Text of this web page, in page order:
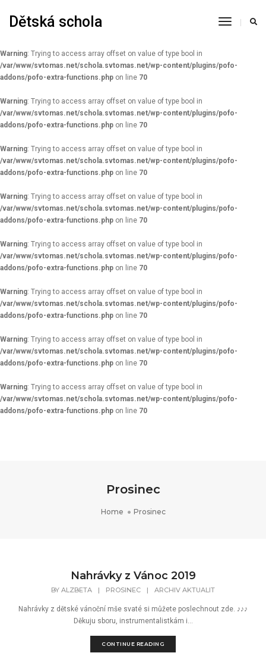
Warning: Constant AUTOSAVE_INTERVAL already defined in
/var/www/svtomas.net/schola.svtomas.net/wp-config.php
Dětská schola
Toggle
Warning: Trying to access array offset on value of type bool in
/var/www/svtomas.net/schola.svtomas.net/wp-content/plugins/pofo-
addons/pofo-extra-functions.php on line 70
Warning: Trying to access array offset on value of type bool in
/var/www/svtomas.net/schola.svtomas.net/wp-content/plugins/pofo-
addons/pofo-extra-functions.php on line 70
Warning: Trying to access array offset on value of type bool in
/var/www/svtomas.net/schola.svtomas.net/wp-content/plugins/pofo-
addons/pofo-extra-functions.php on line 70
Warning: Trying to access array offset on value of type bool in
/var/www/svtomas.net/schola.svtomas.net/wp-content/plugins/pofo-
addons/pofo-extra-functions.php on line 70
Warning: Trying to access array offset on value of type bool in
/var/www/svtomas.net/schola.svtomas.net/wp-content/plugins/pofo-
addons/pofo-extra-functions.php on line 70
Warning: Trying to access array offset on value of type bool in
/var/www/svtomas.net/schola.svtomas.net/wp-content/plugins/pofo-
addons/pofo-extra-functions.php on line 70
Warning: Trying to access array offset on value of type bool in
/var/www/svtomas.net/schola.svtomas.net/wp-content/plugins/pofo-
addons/pofo-extra-functions.php on line 70
Warning: Trying to access array offset on value of type bool in
/var/www/svtomas.net/schola.svtomas.net/wp-content/plugins/pofo-
addons/pofo-extra-functions.php on line 70
Prosinec
Home Prosinec
Nahrávky z Vánoc 2019
BY ALZBETA | PROSINEC | ARCHIV AKTUALIT
Nahrávky z dětské vánoční mše svaté si můžete poslechnout zde. ♪♪♪
Děkuju sboru, instrumentalistkám i...
CONTINUE READING